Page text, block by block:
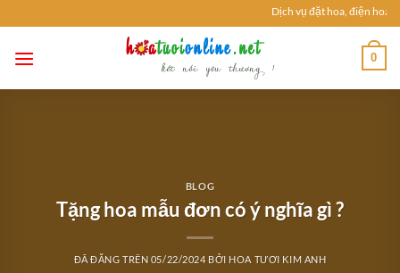
đến
nội
Dịch vụ đặt hoa, điện hoa
0
BLOG
Tặng hoa mẫu đơn có ý nghĩa gì ?
ĐÃ ĐĂNG TRÊN 05/22/2024 BỞI HOA TƯƠI KIM ANH